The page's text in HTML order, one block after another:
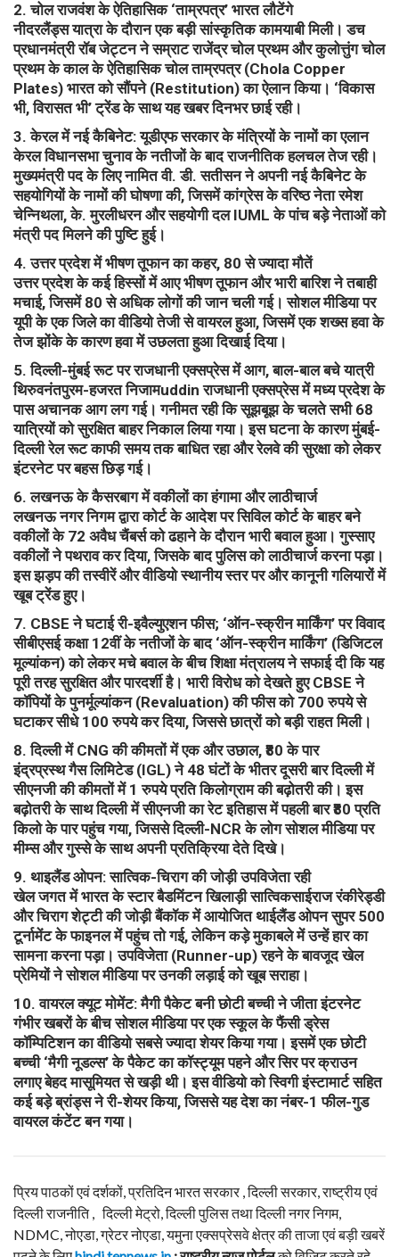
​2. चोल राजवंश के ऐतिहासिक ‘ताम्रपत्र’ भारत लौटेंगे
​नीदरलैंड्स यात्रा के दौरान एक बड़ी सांस्कृतिक कामयाबी मिली। डच
प्रधानमंत्री रॉब जेट्टन ने सम्राट राजेंद्र चोल प्रथम और कुलोत्तुंग चोल
प्रथम के काल के ऐतिहासिक चोल ताम्रपत्र (Chola Copper
Plates) भारत को सौंपने (Restitution) का ऐलान किया। ‘विकास
भी, विरासत भी’ ट्रेंड के साथ यह खबर दिनभर छाई रही।
​3. केरल में नई कैबिनेट: यूडीएफ सरकार के मंत्रियों के नामों का एलान
​केरल विधानसभा चुनाव के नतीजों के बाद राजनीतिक हलचल तेज रही।
मुख्यमंत्री पद के लिए नामित वी. डी. सतीसन ने अपनी नई कैबिनेट के
सहयोगियों के नामों की घोषणा की, जिसमें कांग्रेस के वरिष्ठ नेता रमेश
चेन्निथला, के. मुरलीधरन और सहयोगी दल IUML के पांच बड़े नेताओं को
मंत्री पद मिलने की पुष्टि हुई।
​4. उत्तर प्रदेश में भीषण तूफान का कहर, 80 से ज्यादा मौतें
​उत्तर प्रदेश के कई हिस्सों में आए भीषण तूफान और भारी बारिश ने तबाही
मचाई, जिसमें 80 से अधिक लोगों की जान चली गई। सोशल मीडिया पर
यूपी के एक जिले का वीडियो तेजी से वायरल हुआ, जिसमें एक शख्स हवा के
तेज झोंके के कारण हवा में उछलता हुआ दिखाई दिया।
​5. दिल्ली-मुंबई रूट पर राजधानी एक्सप्रेस में आग, बाल-बाल बचे यात्री
​थिरुवनंतपुरम-हजरत निजामuddin राजधानी एक्सप्रेस में मध्य प्रदेश के
पास अचानक आग लग गई। गनीमत रही कि सूझबूझ के चलते सभी 68
यात्रियों को सुरक्षित बाहर निकाल लिया गया। इस घटना के कारण मुंबई-
दिल्ली रेल रूट काफी समय तक बाधित रहा और रेलवे की सुरक्षा को लेकर
इंटरनेट पर बहस छिड़ गई।
​6. लखनऊ के कैसरबाग में वकीलों का हंगामा और लाठीचार्ज
​लखनऊ नगर निगम द्वारा कोर्ट के आदेश पर सिविल कोर्ट के बाहर बने
वकीलों के 72 अवैध चैंबर्स को ढहाने के दौरान भारी बवाल हुआ। गुस्साए
वकीलों ने पथराव कर दिया, जिसके बाद पुलिस को लाठीचार्ज करना पड़ा।
इस झड़प की तस्वीरें और वीडियो स्थानीय स्तर पर और कानूनी गलियारों में
खूब ट्रेंड हुए।
​7. CBSE ने घटाई री-इवैल्युएशन फीस; ‘ऑन-स्क्रीन मार्किंग’ पर विवाद
​सीबीएसई कक्षा 12वीं के नतीजों के बाद ‘ऑन-स्क्रीन मार्किंग’ (डिजिटल
मूल्यांकन) को लेकर मचे बवाल के बीच शिक्षा मंत्रालय ने सफाई दी कि यह
पूरी तरह सुरक्षित और पारदर्शी है। भारी विरोध को देखते हुए CBSE ने
कॉपियों के पुनर्मूल्यांकन (Revaluation) की फीस को 700 रुपये से
घटाकर सीधे 100 रुपये कर दिया, जिससे छात्रों को बड़ी राहत मिली।
​8. दिल्ली में CNG की कीमतों में एक और उछाल, ₹80 के पार
​इंद्रप्रस्थ गैस लिमिटेड (IGL) ने 48 घंटों के भीतर दूसरी बार दिल्ली में
सीएनजी की कीमतों में 1 रुपये प्रति किलोग्राम की बढ़ोतरी की। इस
बढ़ोतरी के साथ दिल्ली में सीएनजी का रेट इतिहास में पहली बार ₹80 प्रति
किलो के पार पहुंच गया, जिससे दिल्ली-NCR के लोग सोशल मीडिया पर
मीम्स और गुस्से के साथ अपनी प्रतिक्रिया देते दिखे।
​9. थाइलैंड ओपन: सात्विक-चिराग की जोड़ी उपविजेता रही
​खेल जगत में भारत के स्टार बैडमिंटन खिलाड़ी सात्विकसाईराज रंकीरेड्डी
और चिराग शेट्टी की जोड़ी बैंकॉक में आयोजित थाईलैंड ओपन सुपर 500
टूर्नामेंट के फाइनल में पहुंच तो गई, लेकिन कड़े मुकाबले में उन्हें हार का
सामना करना पड़ा। उपविजेता (Runner-up) रहने के बावजूद खेल
प्रेमियों ने सोशल मीडिया पर उनकी लड़ाई को खूब सराहा।
​10. वायरल क्यूट मोमेंट: मैगी पैकेट बनी छोटी बच्ची ने जीता इंटरनेट
​गंभीर खबरों के बीच सोशल मीडिया पर एक स्कूल के फैंसी ड्रेस
कॉम्पिटिशन का वीडियो सबसे ज्यादा शेयर किया गया। इसमें एक छोटी
बच्ची ‘मैगी नूडल्स’ के पैकेट का कॉस्ट्यूम पहने और सिर पर क्राउन
लगाए बेहद मासूमियत से खड़ी थी। इस वीडियो को स्विगी इंस्टामार्ट सहित
कई बड़े ब्रांड्स ने री-शेयर किया, जिससे यह देश का नंबर-1 फील-गुड
वायरल कंटेंट बन गया।
प्रिय पाठकों एवं दर्शकों, प्रतिदिन भारत सरकार , दिल्ली सरकार, राष्ट्रीय एवं
दिल्ली राजनीति , दिल्ली मेट्रो, दिल्ली पुलिस तथा दिल्ली नगर निगम,
NDMC, नोएडा, ग्रेटर नोएडा, यमुना एक्सप्रेसवे क्षेत्र की ताजा एवं बड़ी खबरें